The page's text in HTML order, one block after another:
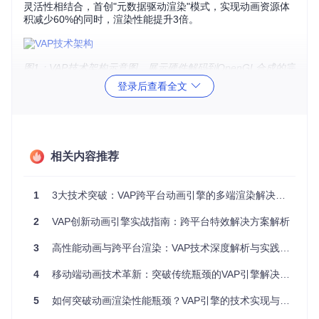
灵活性相结合，首创"元数据驱动渲染"模式，实现动画资源体
积减少60%的同时，渲染性能提升3倍。
图1：VAP技术架构示意图，展示硬件解码到OpenGL合成的完
内存占用
100%
启动耗时
100% 80% 45%
心问题：万人同屏渲染卡顿（CPU占用从85%降至22%）、动
登录后查看全文
相关内容推荐
1 3大技术突破：VAP跨平台动画引擎的多端渲染解决方案
2 VAP创新动画引擎实战指南：跨平台特效解决方案解析
3 高性能动画与跨平台渲染：VAP技术深度解析与实践指南
4 移动端动画技术革新：突破传统瓶颈的VAP引擎解决方案
5 如何突破动画渲染性能瓶颈？VAP引擎的技术实现与应用指南